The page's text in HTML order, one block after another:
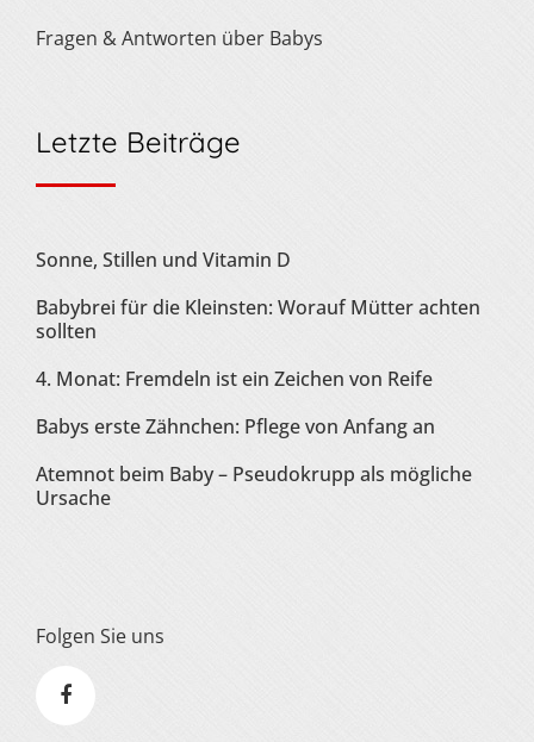
Fragen & Antworten über Babys
Letzte Beiträge
Sonne, Stillen und Vitamin D
Babybrei für die Kleinsten: Worauf Mütter achten
sollten
4. Monat: Fremdeln ist ein Zeichen von Reife
Babys erste Zähnchen: Pflege von Anfang an
Atemnot beim Baby – Pseudokrupp als mögliche
Ursache
Folgen Sie uns